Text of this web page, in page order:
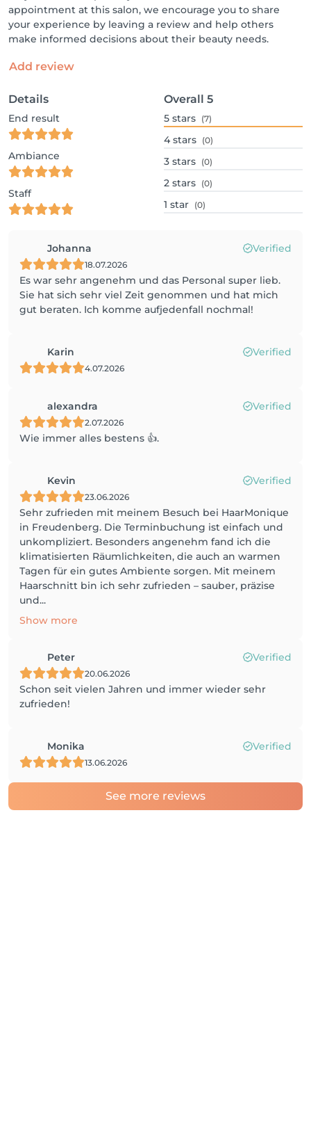
appointment at this salon, we encourage you to share
your experience by leaving a review and help others
make informed decisions about their beauty needs.
Add review
Details
End result
Ambiance
Staff
Overall 5
5 stars (7)
4 stars (0)
3 stars (0)
2 stars (0)
1 star (0)
Johanna Verified
18.07.2026
Es war sehr angenehm und das Personal super lieb.
Sie hat sich sehr viel Zeit genommen und hat mich
gut beraten. Ich komme aufjedenfall nochmal!
Karin Verified
4.07.2026
alexandra Verified
2.07.2026
Wie immer alles bestens 👍.
Kevin Verified
23.06.2026
Sehr zufrieden mit meinem Besuch bei HaarMonique
in Freudenberg. Die Terminbuchung ist einfach und
unkompliziert. Besonders angenehm fand ich die
klimatisierten Räumlichkeiten, die auch an warmen
Tagen für ein gutes Ambiente sorgen. Mit meinem
Haarschnitt bin ich sehr zufrieden – sauber, präzise
und...
Show more
Peter Verified
20.06.2026
Schon seit vielen Jahren und immer wieder sehr
zufrieden!
Monika Verified
13.06.2026
See more reviews